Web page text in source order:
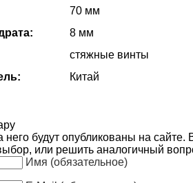
70 мм
8 мм
стяжные винты
Китай
него будут опубликованы на
или решить аналогичный
Имя (обязательное)